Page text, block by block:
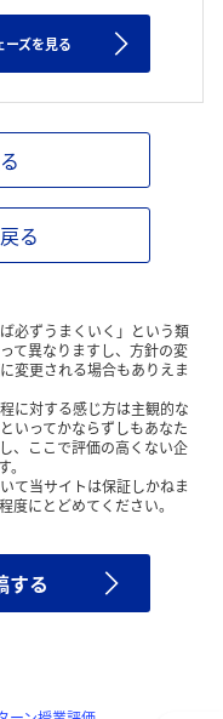
ーズを見る
る
必ずうまくいく」という類
て異なりますし、方針の変
変更される場合もありえま
に対する感じ方は主観的な
いってかならずしもあなた
、ここで評価の高くない企
て当サイトは保証しかねま
度にとどめてください。
する